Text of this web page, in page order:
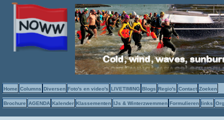
Home Columns Diversen Foto's en video's LIVETIMING Blogs Regio's Contact Zoeken
Brochure AGENDA Kalender Klassementen IJs & Winterzwemmen Formulieren links